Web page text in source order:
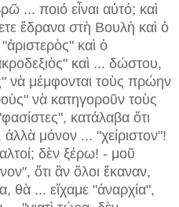
... ποιό εἶναι αὐτό; καὶ
ἕδρανα στὴ Βουλὴ καὶ ὁ
"ἀριστερὸς" καὶ ὁ
καὶ ... δώστου,
νὰ μέμφονται τοὺς πρώην
νὰ κατηγοροῦν τοὺς
κατάλαβα ὅτι
μόνον ... "χείριστον"!
δὲν ξέρω! - μοῦ
ὅτι ἂν ὅλοι ἔκαναν,
θὰ ... εἴχαμε "ἀναρχία",